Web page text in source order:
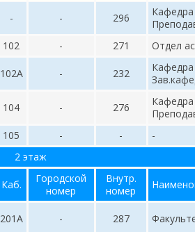
- - 296
102 - 271 Отдел
102А - 232
104 - 276
105 - - -
2 этаж
Каб.
Городской
номер
Внутр.
номер
201А - 287